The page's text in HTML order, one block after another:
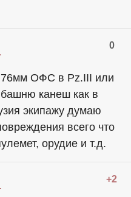
0
76мм ОФС в Pz.III или
канеш как в
экипажу думаю
всего что
орудие и т.д.
+2